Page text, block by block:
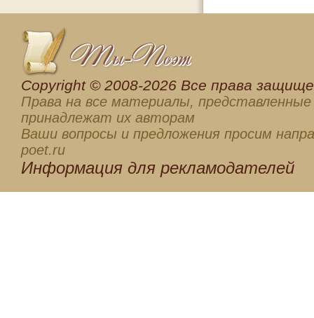
Сopyright © 2008-2026 Все права
Права на все материалы, представленные
принадлежат их авторам
Ваши вопросы и предложения просим
poet.ru
Информация для рекламодателей